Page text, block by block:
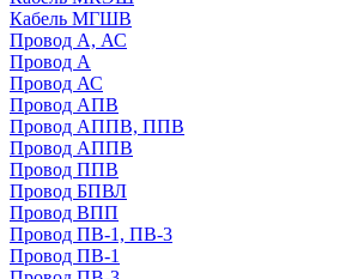
Кабель МГШВ
Провод А, АС
Провод А
Провод АС
Провод АПВ
Провод АППВ, ППВ
Провод АППВ
Провод ППВ
Провод БПВЛ
Провод ВПП
Провод ПВ-1, ПВ-3
Провод ПВ-1